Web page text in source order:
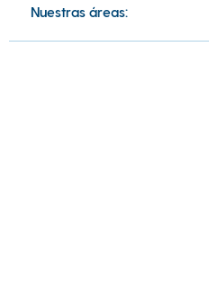
Nuestras áreas: